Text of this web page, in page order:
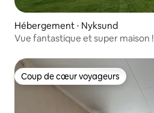
Hébergement ⋅ Nyksund
Vue fantastique et super maison !
Coup de cœur voyageurs
Coup de cœur voyageurs